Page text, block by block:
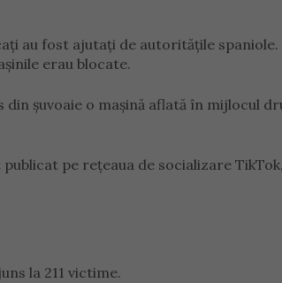
au fost ajutați de autoritățile
erau blocate.
din șuvoaie o mașină aflată în mijlocul
pe rețeaua de socializare
la 211 victime.